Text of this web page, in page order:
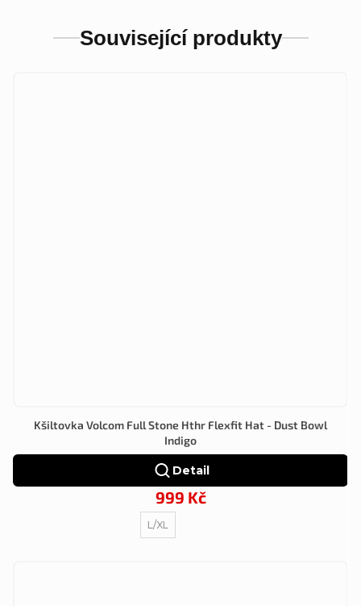
Související produkty
Kšiltovka Volcom Full Stone Hthr Flexfit Hat - Dust Bowl
Indigo
999 Kč
Detail
L/XL